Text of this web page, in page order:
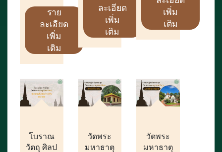
ราย
ละเอียด
เพิ่ม
เติม
ละเอียด
เพิ่ม
เติม
เพิ่ม
เติม
โบราณ
วัตถุ ศิลป
วัดพระ
มหาธาตุ
วัดพระ
มหาธาตุ